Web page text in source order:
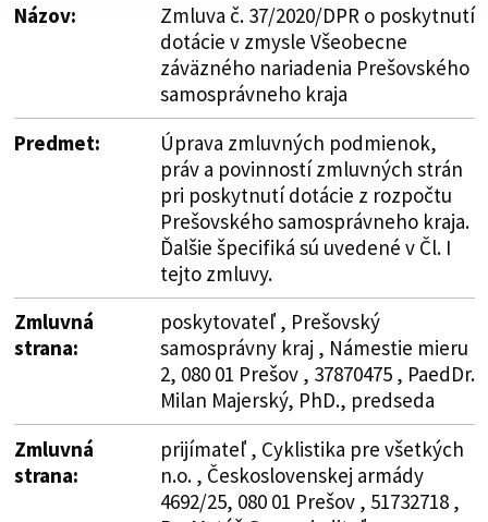
Názov:
Zmluva č. 37/2020/DPR o poskytnutí
dotácie v zmysle Všeobecne
záväzného nariadenia Prešovského
samosprávneho kraja
Predmet:
Úprava zmluvných podmienok,
práv a povinností zmluvných strán
pri poskytnutí dotácie z rozpočtu
Prešovského samosprávneho kraja.
Ďalšie špecifiká sú uvedené v Čl. I
tejto zmluvy.
Zmluvná
strana:
poskytovateľ , Prešovský
samosprávny kraj , Námestie mieru
2, 080 01 Prešov , 37870475 , PaedDr.
Milan Majerský, PhD., predseda
Zmluvná
strana:
prijímateľ , Cyklistika pre všetkých
n.o. , Československej armády
4692/25, 080 01 Prešov , 51732718 ,